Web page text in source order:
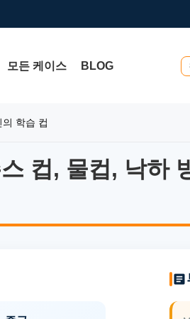
모든 케이스 BLOG
학습 컵
컵, 물컵, 낙하
컵, 물컵, 낙하